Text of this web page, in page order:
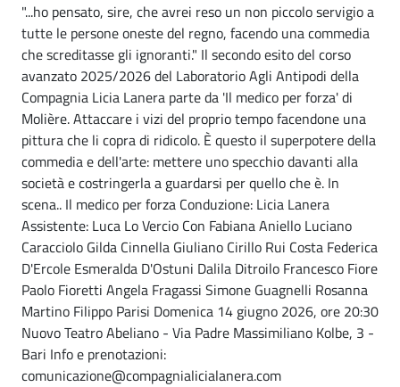
"...ho pensato, sire, che avrei reso un non piccolo servigio a
tutte le persone oneste del regno, facendo una commedia
che screditasse gli ignoranti." Il secondo esito del corso
avanzato 2025/2026 del Laboratorio Agli Antipodi della
Compagnia Licia Lanera parte da 'Il medico per forza' di
Molière. Attaccare i vizi del proprio tempo facendone una
pittura che li copra di ridicolo. È questo il superpotere della
commedia e dell'arte: mettere uno specchio davanti alla
società e costringerla a guardarsi per quello che è. In
scena.. Il medico per forza Conduzione: Licia Lanera
Assistente: Luca Lo Vercio Con Fabiana Aniello Luciano
Caracciolo Gilda Cinnella Giuliano Cirillo Rui Costa Federica
D'Ercole Esmeralda D'Ostuni Dalila Ditroilo Francesco Fiore
Paolo Fioretti Angela Fragassi Simone Guagnelli Rosanna
Martino Filippo Parisi Domenica 14 giugno 2026, ore 20:30
Nuovo Teatro Abeliano - Via Padre Massimiliano Kolbe, 3 -
Bari Info e prenotazioni:
comunicazione@compagnialicialanera.com